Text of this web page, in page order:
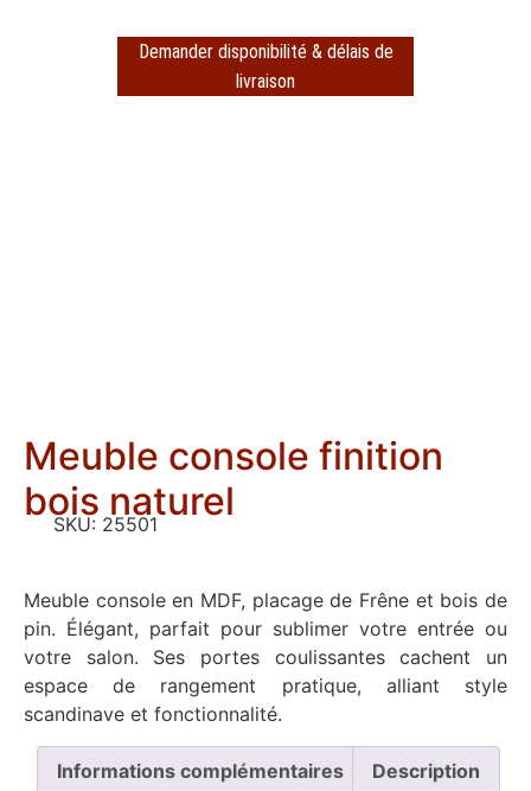
Demander disponibilité & délais de
livraison
Meuble console finition
bois naturel
SKU: 25501
Meuble console en MDF, placage de Frêne et bois de
pin. Élégant, parfait pour sublimer votre entrée ou
votre salon. Ses portes coulissantes cachent un
espace de rangement pratique, alliant style
scandinave et fonctionnalité.
Informations complémentaires Description